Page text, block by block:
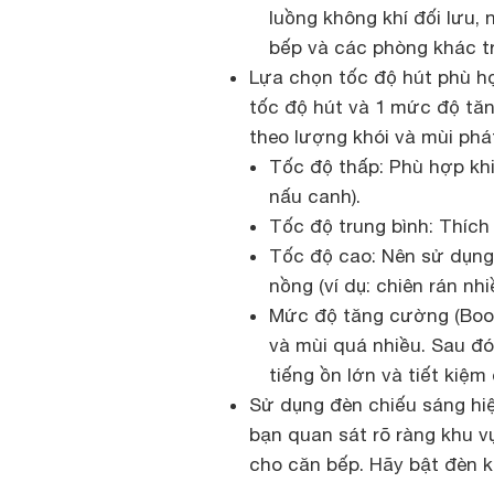
luồng không khí đối lưu,
bếp và các phòng khác
Lựa chọn tốc độ hút phù
tốc độ hút và 1 mức độ
theo lượng khói và mùi
Tốc độ thấp: Phù hợp
nấu canh).
Tốc độ trung bình:
Tốc độ cao: Nên sử
nồng (ví dụ: chiên rán
Mức độ tăng cường
và mùi quá nhiều. Sau
tiếng ồn lớn và tiết kiệm
Sử dụng đèn chiếu sáng
bạn quan sát rõ ràng khu
cho căn bếp. Hãy bật đèn